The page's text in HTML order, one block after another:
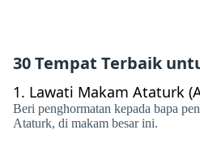
30 Tempat Terbaik
1. Lawati Makam Ataturk
Beri penghormatan kepada bapa
Ataturk, di makam besar ini.